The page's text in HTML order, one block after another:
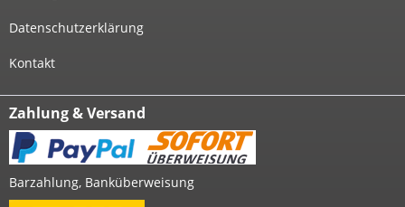
Datenschutzerklärung
Kontakt
Zahlung & Versand
Barzahlung, Banküberweisung